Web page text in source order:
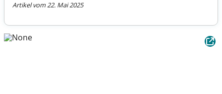
Artikel vom 22. Mai 2025